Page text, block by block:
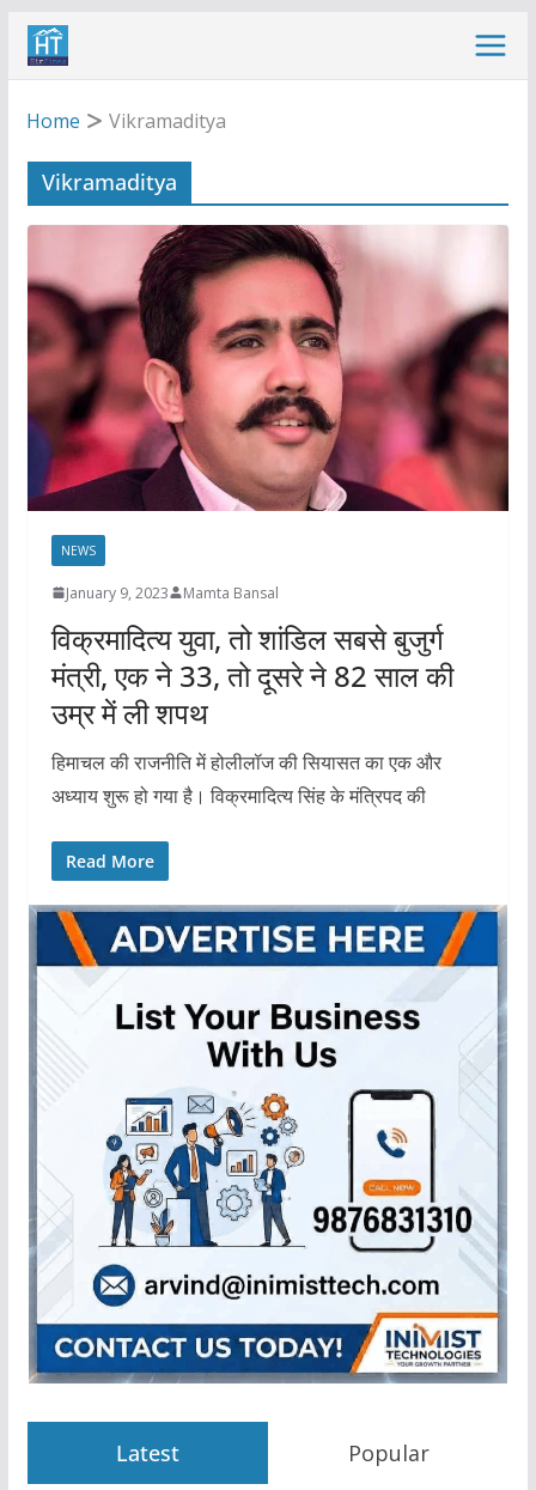
Skip
Home
Vikramaditya
Vikramaditya
NEWS
January 9, 2023 Mamta Bansal
विक्रमादित्य युवा, तो शांडिल सबसे बुजुर्ग
मंत्री, एक ने 33, तो दूसरे ने 82 साल की
उम्र में ली शपथ
हिमाचल की राजनीति में होलीलॉज की सियासत का एक और
अध्याय शुरू हो गया है। विक्रमादित्य सिंह के मंत्रिपद की
Read More
Latest Popular